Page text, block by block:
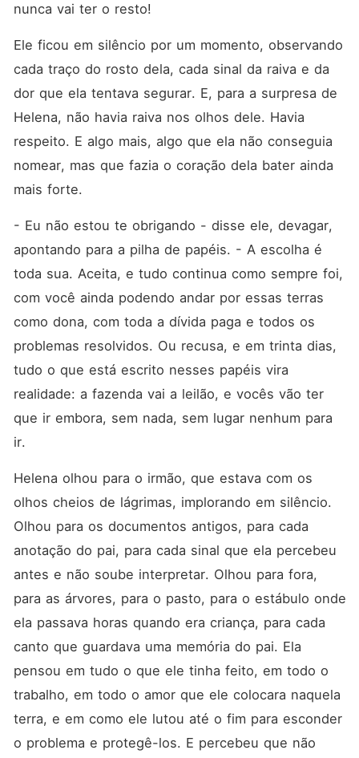
nunca vai ter o resto!
Ele ficou em silêncio por um momento, observando
cada traço do rosto dela, cada sinal da raiva e da
dor que ela tentava segurar. E, para a surpresa de
Helena, não havia raiva nos olhos dele. Havia
respeito. E algo mais, algo que ela não conseguia
nomear, mas que fazia o coração dela bater ainda
mais forte.
- Eu não estou te obrigando - disse ele, devagar,
apontando para a pilha de papéis. - A escolha é
toda sua. Aceita, e tudo continua como sempre foi,
com você ainda podendo andar por essas terras
como dona, com toda a dívida paga e todos os
problemas resolvidos. Ou recusa, e em trinta dias,
tudo o que está escrito nesses papéis vira
realidade: a fazenda vai a leilão, e vocês vão ter
que ir embora, sem nada, sem lugar nenhum para
ir.
Helena olhou para o irmão, que estava com os
olhos cheios de lágrimas, implorando em silêncio.
Olhou para os documentos antigos, para cada
anotação do pai, para cada sinal que ela percebeu
antes e não soube interpretar. Olhou para fora,
para as árvores, para o pasto, para o estábulo onde
ela passava horas quando era criança, para cada
canto que guardava uma memória do pai. Ela
pensou em tudo o que ele tinha feito, em todo o
trabalho, em todo o amor que ele colocara naquela
terra, e em como ele lutou até o fim para esconder
o problema e protegê-los. E percebeu que não